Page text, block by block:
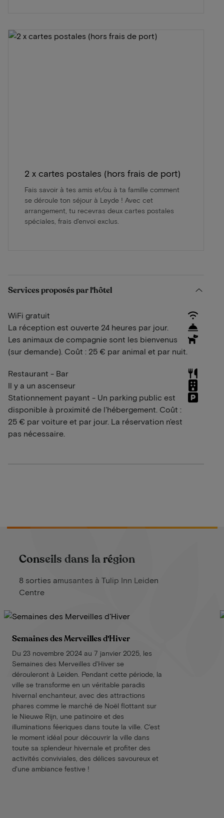
2 x cartes postales (hors frais de port)
Fais savoir à tes amis et/ou à ta famille comment
se déroule ton séjour à Leyde ! Avec cet
arrangement, tu recevras deux cartes postales
spéciales, frais d'envoi exclus.
Services proposés par l'hôtel
WiFi gratuit
La réception est ouverte 24 heures par jour.
Les animaux de compagnie sont les bienvenus
(sur demande). Coût : 25 € par animal et par nuit.
Restaurant - Bar
Il y a un ascenseur
Stationnement payant - Un parking public est
disponible à proximité de l'hébergement. Coût :
25 € par voiture et par jour. La réservation n'est
pas nécessaire.
Conseils dans la région
8 sorties amusantes à Tulip Inn Leiden
Centre
Semaines des Merveilles d'Hiver
Du 23 novembre 2024 au 7 janvier 2025, les
Semaines des Merveilles d'Hiver se
dérouleront à Leiden. Pendant cette période, la
ville se transforme en un véritable paradis
hivernal enchanteur, avec des attractions
phares comme le marché de Noël flottant sur
le Nieuwe Rijn, une patinoire et des
illuminations féeriques dans toute la ville. C'est
le moment idéal pour découvrir la ville dans
toute sa splendeur hivernale et profiter des
activités conviviales, des délices savoureux et
d'une ambiance festive !